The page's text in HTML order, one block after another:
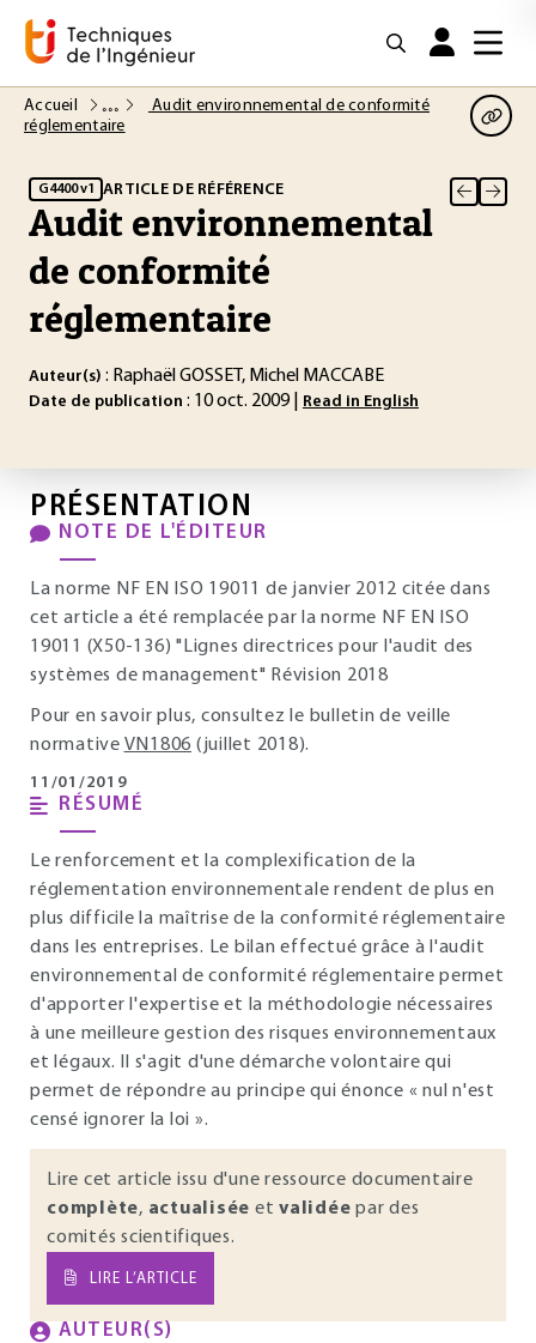
Accueil
Audit environnemental de conformité
réglementaire
G4400 v1 ARTICLE DE RÉFÉRENCE
Audit environnemental
de conformité
réglementaire
Auteur(s) : Raphaël GOSSET, Michel MACCABE
Date de publication : 10 oct. 2009 | Read in English
PRÉSENTATION
NOTE DE L'ÉDITEUR
La norme NF EN ISO 19011 de janvier 2012 citée dans
cet article a été remplacée par la norme NF EN ISO
19011 (X50-136) "Lignes directrices pour l'audit des
systèmes de management" Révision 2018
Pour en savoir plus, consultez le bulletin de veille
normative VN1806 (juillet 2018).
11/01/2019
RÉSUMÉ
Le renforcement et la complexification de la
réglementation environnementale rendent de plus en
plus difficile la maîtrise de la conformité réglementaire
dans les entreprises. Le bilan effectué grâce à l'audit
environnemental de conformité réglementaire permet
d'apporter l'expertise et la méthodologie nécessaires
à une meilleure gestion des risques environnementaux
et légaux. Il s'agit d'une démarche volontaire qui
permet de répondre au principe qui énonce « nul n'est
censé ignorer la loi ».
Lire cet article issu d'une ressource documentaire
complète, actualisée et validée par des
comités scientifiques.
LIRE L’ARTICLE
AUTEUR(S)